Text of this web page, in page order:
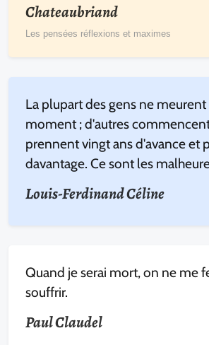
Chateaubriand
Les pensées réflexions et maximes
La plupart des gens ne
moment ; d'autres
prennent vingt ans d'avance et
davantage. Ce sont les
Louis-Ferdinand Céline
Quand je serai mort, on ne me
souffrir.
Paul Claudel